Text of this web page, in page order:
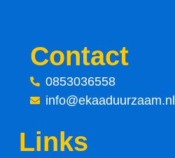
c
e
b
Contact
0853036558
info@ekaaduurzaam.nl
Links